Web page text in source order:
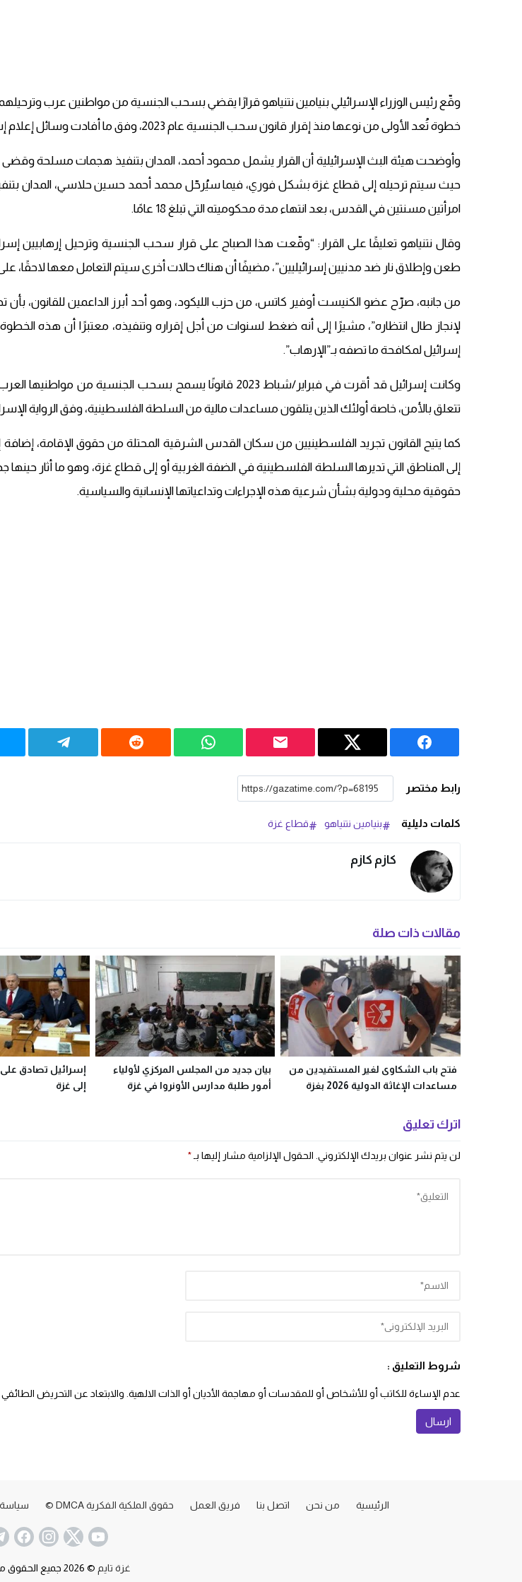
وقّع رئيس الوزراء الإسرائيلي بنيامين نتنياهو قرارًا يقضي بسحب الجنسية من مواطنين عرب
خطوة تُعد الأولى من نوعها منذ إقرار قانون سحب الجنسية عام 2023، وفق ما أفادت وسائل إعلام إسرائيلية.
حيث سيتم ترحيله إلى قطاع غزة بشكل فوري، فيما سيُرحّل محمد أحمد حسين حلاسي، المدان
امرأتين مسنتين في القدس، بعد انتهاء مدة محكوميته التي تبلغ 18 عامًا.
وقال نتنياهو تعليقًا على القرار: “وقّعت هذا الصباح على قرار سحب الجنسية وترحيل إرهابيين
طعن وإطلاق نار ضد مدنيين إسرائيليين”، مضيفًا أن هناك حالات أخرى سيتم التعامل معها لاحقًا،
من جانبه، صرّح عضو الكنيست أوفير كاتس، من حزب الليكود، وهو أحد أبرز الداعمين للقانون، بأن
لإنجاز طال انتظاره”، مشيرًا إلى أنه ضغط لسنوات من أجل إقراره وتنفيذه، معتبرًا أن هذه
إسرائيل لمكافحة ما تصفه بـ”الإرهاب”.
وكانت إسرائيل قد أقرت في فبراير/شباط 2023 قانونًا يسمح بسحب الجنسية من
تتعلق بالأمن، خاصة أولئك الذين يتلقون مساعدات مالية من السلطة الفلسطينية، وفق الرواية
كما يتيح القانون تجريد الفلسطينيين من سكان القدس الشرقية المحتلة من حقوق الإقامة، إضافة
إلى المناطق التي تديرها السلطة الفلسطينية في الضفة الغربية أو إلى قطاع غزة، وهو ما أثار حينها
حقوقية محلية ودولية بشأن شرعية هذه الإجراءات وتداعياتها الإنسانية والسياسية.
رابط مختصر
كلمات دليلية بنيامين نتنياهو قطاع غزة
كازم كازم
مقالات ذات صلة
فتح باب الشكاوى لغير المستفيدين من
مساعدات الإغاثة الدولية 2026 بغزة
بيان جديد من المجلس المركزي لأولياء
أمور طلبة مدارس الأونروا في غزة
إسرائيل تصادق
إلى غزة
اترك تعليق
لن يتم نشر عنوان بريدك الإلكتروني. الحقول الإلزامية مشار إليها بـ *
شروط التعليق :
عدم الإساءة للكاتب أو للأشخاص أو للمقدسات أو مهاجمة الأديان أو الذات الالهية. والابتعاد عن التحريض
الرئيسية من نحن اتصل بنا فريق العمل حقوق الملكية الفكرية DMCA © سياسة
غزة تايم © 2026 جميع الحقوق محفوظة.